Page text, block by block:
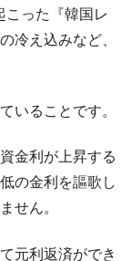
の二段コンボ
低い。全産業の
うに変質した
計」面白い結果
ケミカル』純
った『韓国レ
冷え込みなど、
いることです。
金利が上昇する
の金利を謳歌し
せん。
元利返済ができ